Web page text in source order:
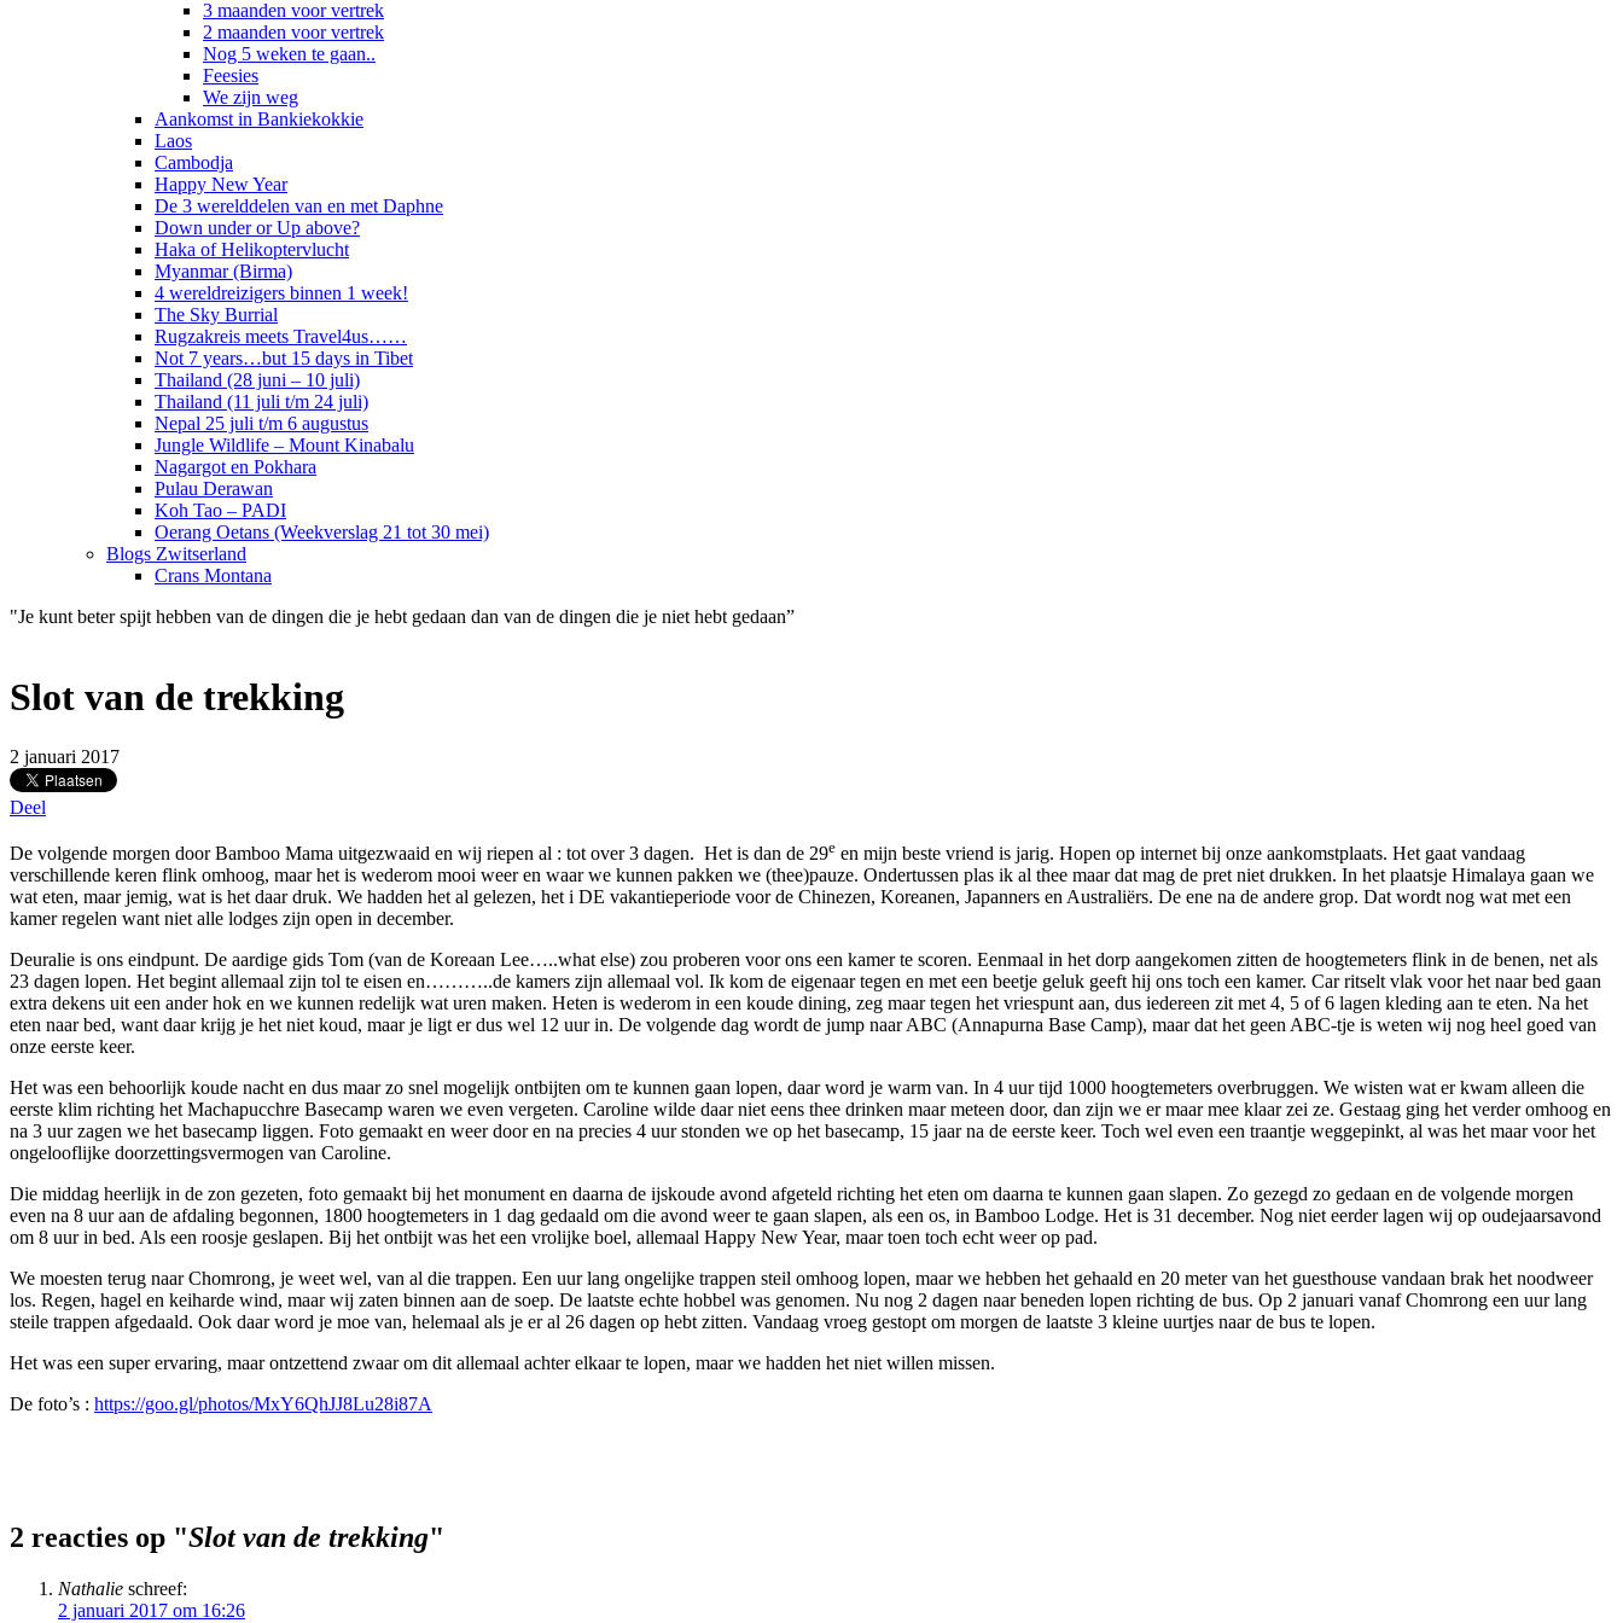
3 maanden voor vertrek
2 maanden voor vertrek
Nog 5 weken te gaan..
Feesies
We zijn weg
Aankomst in Bankiekokkie
Laos
Cambodja
Happy New Year
De 3 werelddelen van en met Daphne
Down under or Up above?
Haka of Helikoptervlucht
Myanmar (Birma)
4 wereldreizigers binnen 1 week!
The Sky Burrial
Rugzakreis meets Travel4us……
Not 7 years…but 15 days in Tibet
Thailand (28 juni – 10 juli)
Thailand (11 juli t/m 24 juli)
Nepal 25 juli t/m 6 augustus
Jungle Wildlife – Mount Kinabalu
Nagargot en Pokhara
Pulau Derawan
Koh Tao – PADI
Oerang Oetans (Weekverslag 21 tot 30 mei)
Blogs Zwitserland
Crans Montana
"Je kunt beter spijt hebben van de dingen die je hebt gedaan dan van de dingen die je niet hebt gedaan”
Slot van de trekking
2 januari 2017
Deel
De volgende morgen door Bamboo Mama uitgezwaaid en wij riepen al : tot over 3 dagen. Het is dan de 29e en mijn beste vriend is jarig. Hopen op internet bij onze aankomstplaats. Het gaat vandaag
verschillende keren flink omhoog, maar het is wederom mooi weer en waar we kunnen pakken we (thee)pauze. Ondertussen plas ik al thee maar dat mag de pret niet drukken. In het plaatsje Himalaya gaan we
wat eten, maar jemig, wat is het daar druk. We hadden het al gelezen, het i DE vakantieperiode voor de Chinezen, Koreanen, Japanners en Australiërs. De ene na de andere grop. Dat wordt nog wat met een
kamer regelen want niet alle lodges zijn open in december.
Deuralie is ons eindpunt. De aardige gids Tom (van de Koreaan Lee…..what else) zou proberen voor ons een kamer te scoren. Eenmaal in het dorp aangekomen zitten de hoogtemeters flink in de benen, net als
23 dagen lopen. Het begint allemaal zijn tol te eisen en………..de kamers zijn allemaal vol. Ik kom de eigenaar tegen en met een beetje geluk geeft hij ons toch een kamer. Car ritselt vlak voor het naar bed gaan
extra dekens uit een ander hok en we kunnen redelijk wat uren maken. Heten is wederom in een koude dining, zeg maar tegen het vriespunt aan, dus iedereen zit met 4, 5 of 6 lagen kleding aan te eten. Na het
eten naar bed, want daar krijg je het niet koud, maar je ligt er dus wel 12 uur in. De volgende dag wordt de jump naar ABC (Annapurna Base Camp), maar dat het geen ABC-tje is weten wij nog heel goed van
onze eerste keer.
Het was een behoorlijk koude nacht en dus maar zo snel mogelijk ontbijten om te kunnen gaan lopen, daar word je warm van. In 4 uur tijd 1000 hoogtemeters overbruggen. We wisten wat er kwam alleen die
eerste klim richting het Machapucchre Basecamp waren we even vergeten. Caroline wilde daar niet eens thee drinken maar meteen door, dan zijn we er maar mee klaar zei ze. Gestaag ging het verder omhoog en
na 3 uur zagen we het basecamp liggen. Foto gemaakt en weer door en na precies 4 uur stonden we op het basecamp, 15 jaar na de eerste keer. Toch wel even een traantje weggepinkt, al was het maar voor het
ongelooflijke doorzettingsvermogen van Caroline.
Die middag heerlijk in de zon gezeten, foto gemaakt bij het monument en daarna de ijskoude avond afgeteld richting het eten om daarna te kunnen gaan slapen. Zo gezegd zo gedaan en de volgende morgen
even na 8 uur aan de afdaling begonnen, 1800 hoogtemeters in 1 dag gedaald om die avond weer te gaan slapen, als een os, in Bamboo Lodge. Het is 31 december. Nog niet eerder lagen wij op oudejaarsavond
om 8 uur in bed. Als een roosje geslapen. Bij het ontbijt was het een vrolijke boel, allemaal Happy New Year, maar toen toch echt weer op pad.
We moesten terug naar Chomrong, je weet wel, van al die trappen. Een uur lang ongelijke trappen steil omhoog lopen, maar we hebben het gehaald en 20 meter van het guesthouse vandaan brak het noodweer
los. Regen, hagel en keiharde wind, maar wij zaten binnen aan de soep. De laatste echte hobbel was genomen. Nu nog 2 dagen naar beneden lopen richting de bus. Op 2 januari vanaf Chomrong een uur lang
steile trappen afgedaald. Ook daar word je moe van, helemaal als je er al 26 dagen op hebt zitten. Vandaag vroeg gestopt om morgen de laatste 3 kleine uurtjes naar de bus te lopen.
Het was een super ervaring, maar ontzettend zwaar om dit allemaal achter elkaar te lopen, maar we hadden het niet willen missen.
De foto’s : https://goo.gl/photos/MxY6QhJJ8Lu28i87A
2 reacties op "Slot van de trekking"
Nathalie schreef:
2 januari 2017 om 16:26